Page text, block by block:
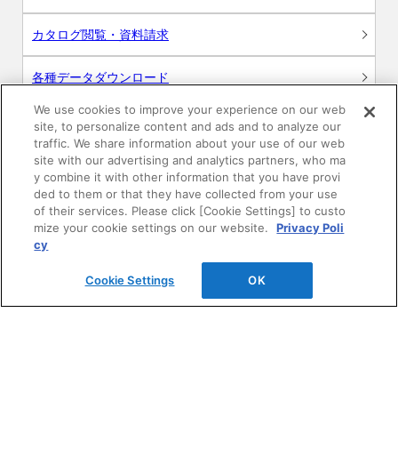
カタログ閲覧・資料請求
各種データダウンロード
WEB見積・各種シミュレーション
交換用部品の購入
修理・点検
お問い合わせ
ログイン
We use cookies to improve your experience on our web
site, to personalize content and ads and to analyze our
traffic. We share information about your use of our web
site with our advertising and analytics partners, who ma
y combine it with other information that you have provi
ded to them or that they have collected from your use
of their services. Please click [Cookie Settings] to custo
mize your cookie settings on our website.
Privacy Poli
cy
Cookie Settings OK